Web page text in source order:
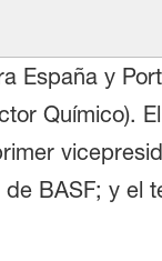
España y
Químico).
BASF; y el